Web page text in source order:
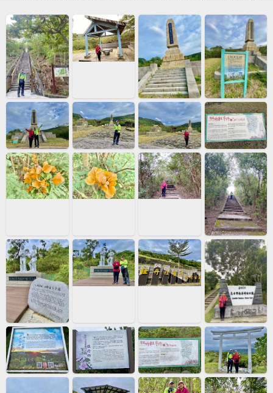
384公尺，沿途林蔭遮蔽，是條輕鬆健行步道。